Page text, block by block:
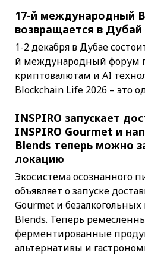
17-й международный
возвращается в Дубай
1-2 декабря в Дубае
й международный форум
криптовалютам и AI
Blockchain Life 2026 – это
INSPIRO запускает
INSPIRO Gourmet и
Blends теперь можно
локацию
Экосистема осознанного
объявляет о запуске
Gourmet и
Blends. Теперь
ферментированные
альтернативы и